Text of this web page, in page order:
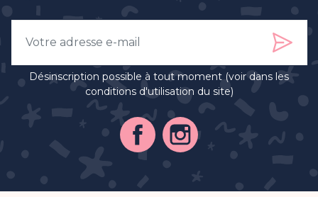
Désinscription possible à tout moment (voir dans les
conditions d'utilisation du site)